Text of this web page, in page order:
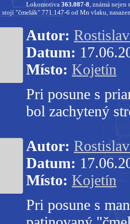
Lokomotiva 363.087-8, známá
"čmelák" 771.147-6 od Mn vlaku,
Autor:
Datum:
Místo: Kojetín
Pri posune s
bol zachytený
Autor:
Datum:
Místo: Kojetín
Pri posune s